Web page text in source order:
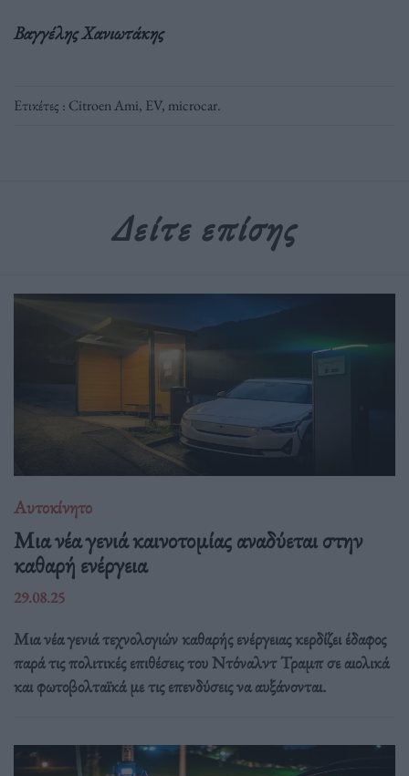
Βαγγέλης Χανιωτάκης
Ετικέτες : Citroen Ami, EV, microcar.
Δείτε επίσης
Αυτοκίνητο
Μια νέα γενιά καινοτομίας αναδύεται στην
καθαρή ενέργεια
29.08.25
Μια νέα γενιά τεχνολογιών καθαρής ενέργειας κερδίζει έδαφος
παρά τις πολιτικές επιθέσεις του Ντόναλντ Τραμπ σε αιολικά
και φωτοβολταϊκά με τις επενδύσεις να αυξάνονται.